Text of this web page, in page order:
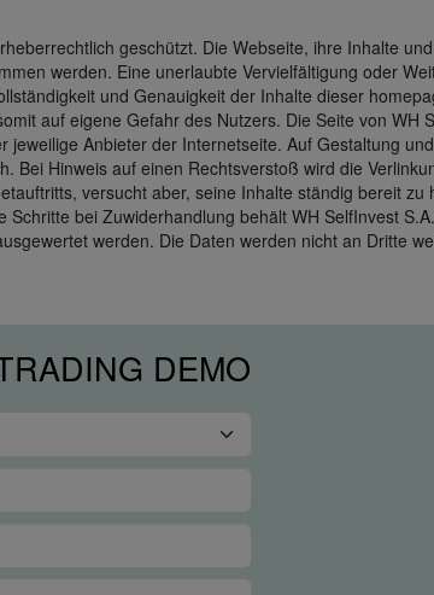
geschützt. Die Webseite, ihre Inhalte
werden. Eine unerlaubte Vervielfältigung oder
und Genauigkeit der Inhalte dieser
auf eigene Gefahr des Nutzers. Die Seite von
jeweilige Anbieter der Internetseite. Auf Gestaltung
Bei Hinweis auf einen Rechtsverstoß wird die
versucht aber, seine Inhalte ständig bereit
bei Zuwiderhandlung behält WH SelfInvest
werden. Die Daten werden nicht an Dritte
DEMO